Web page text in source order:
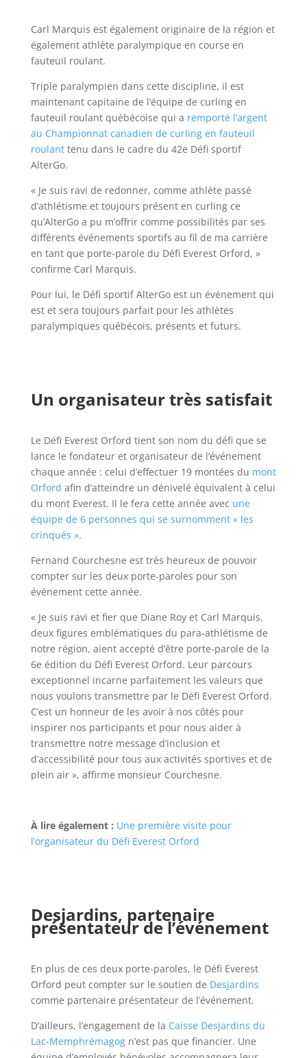
Carl Marquis est également originaire de la région et
également athlète paralympique en course en
fauteuil roulant.
Triple paralympien dans cette discipline, il est
maintenant capitaine de l’équipe de curling en
fauteuil roulant québécoise qui a remporté l’argent
au Championnat canadien de curling en fauteuil
roulanttenu dans le cadre du 42e Défi sportif
AlterGo.
« Je suis ravi de redonner, comme athlète passé
d’athlétisme et toujours présent en curling ce
qu’AlterGo a pu m’offrir comme possibilités par ses
différents événements sportifs au fil de ma carrière
en tant que porte-parole du Défi Everest Orford, »
confirme Carl Marquis.
Pour lui, le Défi sportif AlterGo est un événement qui
est et sera toujours parfait pour les athlètes
paralympiques québécois, présents et futurs.
Un organisateur très satisfait
Le Défi Everest Orford tient son nom du défi que se
lance le fondateur et organisateur de l’événement
chaque année : celui d’effectuer 19 montées du mont
Orford afin d’atteindre un dénivelé équivalent à celui
du mont Everest. Il le fera cette année avec une
équipe de 6 personnes qui se surnomment « les
crinqués ».
Fernand Courchesne est très heureux de pouvoir
compter sur les deux porte-paroles pour son
événement cette année.
« Je suis ravi et fier que Diane Roy et Carl Marquis,
deux figures emblématiques du para-athlétisme de
notre région, aient accepté d’être porte-parole de la
6e édition du Défi Everest Orford. Leur parcours
exceptionnel incarne parfaitement les valeurs que
nous voulons transmettre par le Défi Everest Orford.
C’est un honneur de les avoir à nos côtés pour
inspirer nos participants et pour nous aider à
transmettre notre message d’inclusion et
d’accessibilité pour tous aux activités sportives et de
plein air », affirme monsieur Courchesne.
À lire également : Une première visite pour
l’organisateur du Défi Everest Orford
Desjardins, partenaire
présentateur de l’événement
En plus de ces deux porte-paroles, le Défi Everest
Orford peut compter sur le soutien de Desjardins
comme partenaire présentateur de l’événement.
D’ailleurs, l’engagement de la Caisse Desjardins du
Lac-Memphrémagogn’est pas que financier. Une